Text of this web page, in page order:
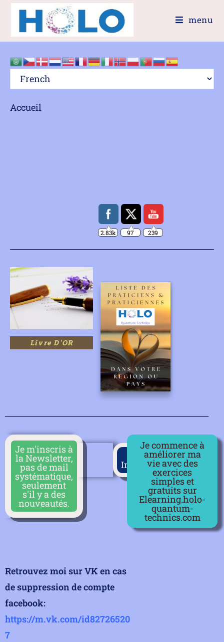
menu
Accueil
Livre D'OR
Je m'inscris à
la Newsletter,
pas de mail
systématique,
seulement
s'il y a des
nouveautés.
Contact
Information
Je commence à
améliorer ma
vie avec des
exercices
simples et
gratuits sur
Elearning.holo-
quantum-
technics.com
Retrouvez moi sur VK en cas
de suppression de compte
facebook:
https://m.vk.com/id82726520
7
2.83k 97 239